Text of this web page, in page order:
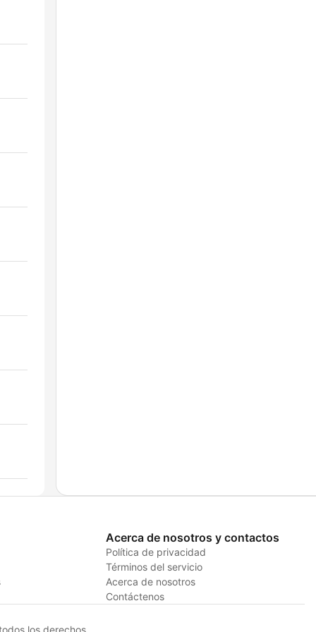
Acerca de nosotros y contactos
Política de privacidad
Términos del servicio
Acerca de nosotros
Contáctenos